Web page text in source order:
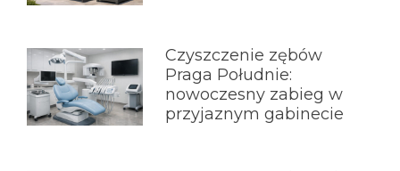
Czyszczenie zębów
Praga Południe:
nowoczesny zabieg w
przyjaznym gabinecie